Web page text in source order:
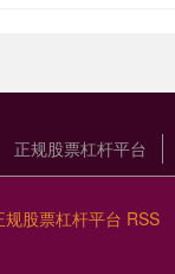
正规股票杠杆平台
股票杠杆平台 RSS